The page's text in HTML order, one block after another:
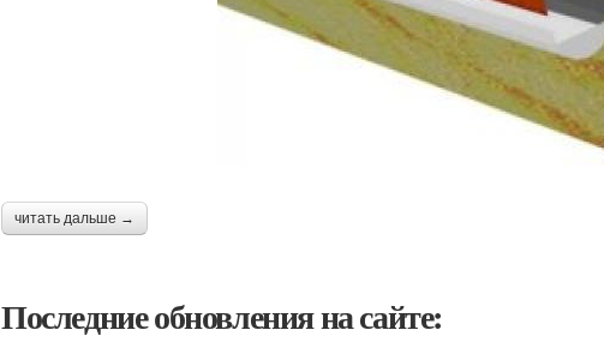
читать дальше →
Последние обновления на сайте: